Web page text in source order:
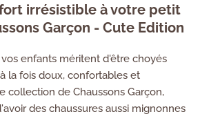
irrésistible à votre petit
Garçon - Cute Edition
enfants méritent d'être choyés
la fois doux, confortables et
collection de Chaussons Garçon,
des chaussures aussi mignonnes